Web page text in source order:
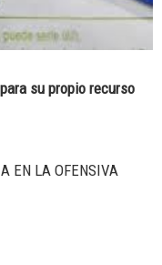
su propio recurso
EN LA OFENSIVA